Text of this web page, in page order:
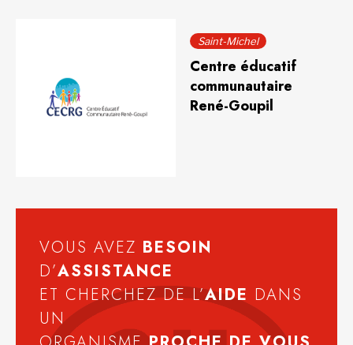
Saint-Michel
Centre éducatif
communautaire
René-Goupil
VOUS AVEZ BESOIN
D’ASSISTANCE
ET CHERCHEZ DE L’AIDE DANS
UN